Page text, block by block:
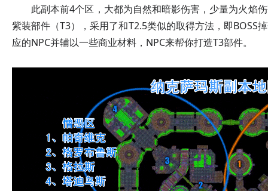
此副本前4个区，大都为自然和暗影伤害，少量为火焰
紫装部件（T3），采用了和T2.5类似的取得方法，即BOSS
应的NPC并辅以一些商业材料，NPC来帮你打造T3部件。